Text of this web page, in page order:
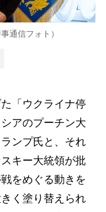
通信フォト）
「ウクライナ停
アのプーチン大
ンプ氏と、それ
キー大統領が批
をめぐる動きを
く塗り替えられ